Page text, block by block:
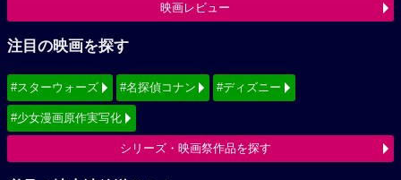
映画レビュー
注目の映画を探す
#スターウォーズ #名探偵コナン #ディズニー
#少女漫画原作実写化
シリーズ・映画祭作品を探す